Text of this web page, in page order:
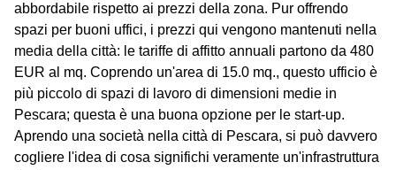
abbordabile rispetto ai prezzi della zona. Pur offrendo
spazi per buoni uffici, i prezzi qui vengono mantenuti nella
media della città: le tariffe di affitto annuali partono da 480
EUR al mq. Coprendo un'area di 15.0 mq., questo ufficio è
più piccolo di spazi di lavoro di dimensioni medie in
Pescara; questa è una buona opzione per le start-up.
Aprendo una società nella città di Pescara, si può davvero
cogliere l'idea di cosa significhi veramente un'infrastruttura